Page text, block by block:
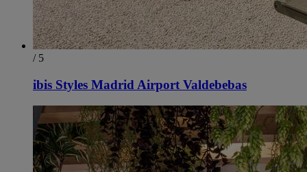
/ 5
ibis Styles Madrid Airport Valdebebas